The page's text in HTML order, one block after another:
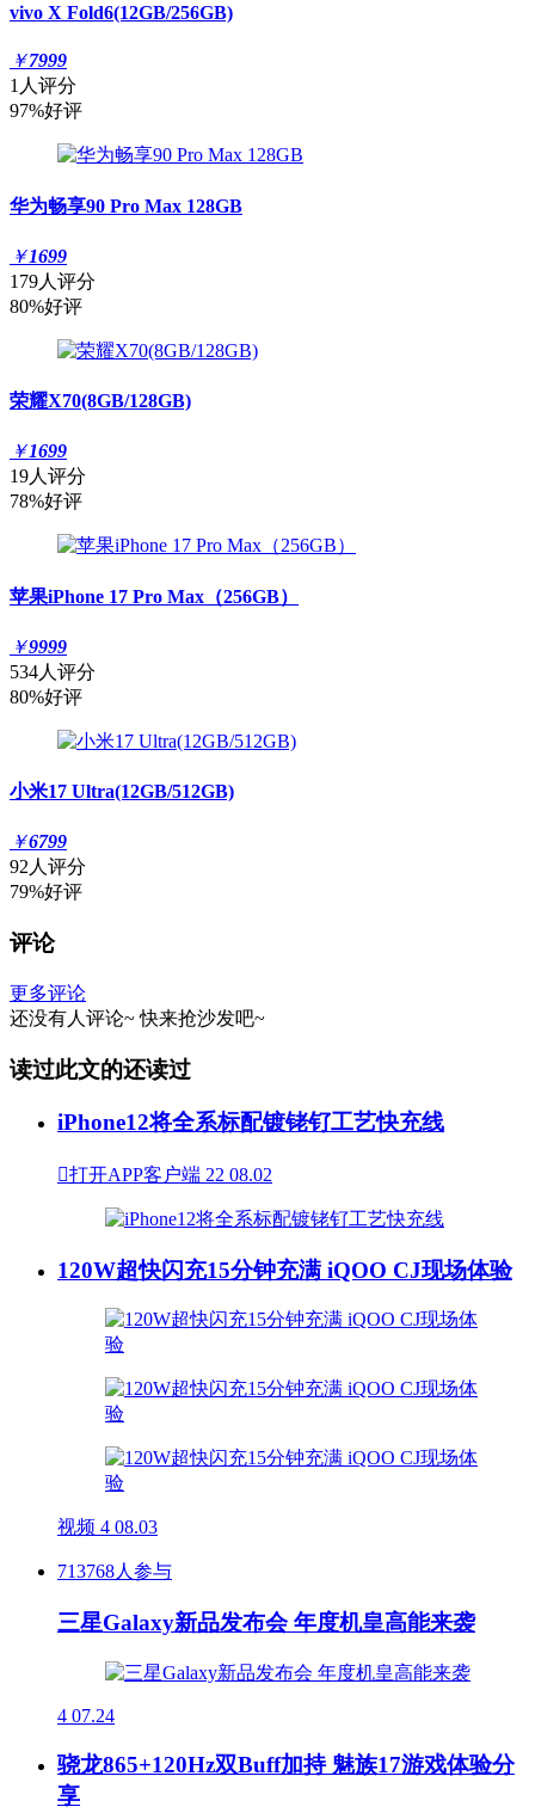
vivo X Fold6(12GB/256GB)
￥7999
1人评分
97%好评
华为畅享90 Pro Max 128GB
￥1699
179人评分
80%好评
荣耀X70(8GB/128GB)
￥1699
19人评分
78%好评
苹果iPhone 17 Pro Max（256GB）
￥9999
534人评分
80%好评
小米17 Ultra(12GB/512GB)
￥6799
92人评分
79%好评
评论
更多评论
还没有人评论~ 快来抢沙发吧~
读过此文的还读过
iPhone12将全系标配镀铑钌工艺快充线
打开APP客户端 22 08.02
120W超快闪充15分钟充满 iQOO CJ现场体验
视频 4 08.03
713768人参与
三星Galaxy新品发布会 年度机皇高能来袭
4 07.24
骁龙865+120Hz双Buff加持 魅族17游戏体验分
享